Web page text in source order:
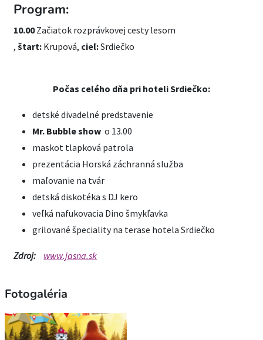
Program:
10.00Začiatok rozprávkovej cesty lesom
, štart: Krupová, cieľ:Srdiečko
Počas celého dňa pri hoteli Srdiečko:
detské divadelné predstavenie
Mr. Bubble show o 13.00
maskot tlapková patrola
prezentácia Horská záchranná služba
maľovanie na tvár
detská diskotéka s DJ kero
veľká nafukovacia Dino šmykľavka
grilované špeciality na terase hotela Srdiečko
Zdroj: www.jasna.sk
Fotogaléria